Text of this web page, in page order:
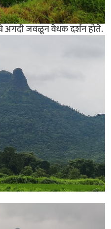
अगदी जवळून वेधक दर्शन होते.